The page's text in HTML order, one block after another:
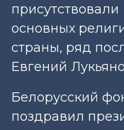
основных
страны, ряд
Евгений
Белорусский
поздравил